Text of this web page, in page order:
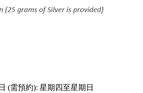
(需預約): 星期四至星期日